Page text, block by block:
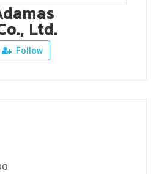
Ltd.
Follow